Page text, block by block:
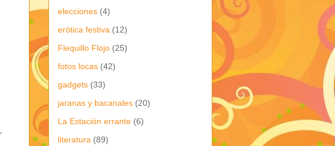
elecciones (4)
erótica festiva (12)
Flequillo Flojo (25)
fotos locas (42)
gadgets (33)
jaranas y bacanales (20)
La Estación errante (6)
literatura (89)